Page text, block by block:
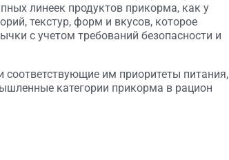
линеек продуктов прикорма, как у
текстур, форм и вкусов, которое
с учетом требований безопасности и
им приоритеты питания,
категории прикорма в рацион